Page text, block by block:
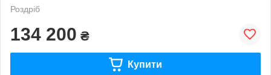
Роздріб
134 200 ₴
Купити